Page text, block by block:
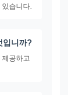
습니다.
입니까?
공하고